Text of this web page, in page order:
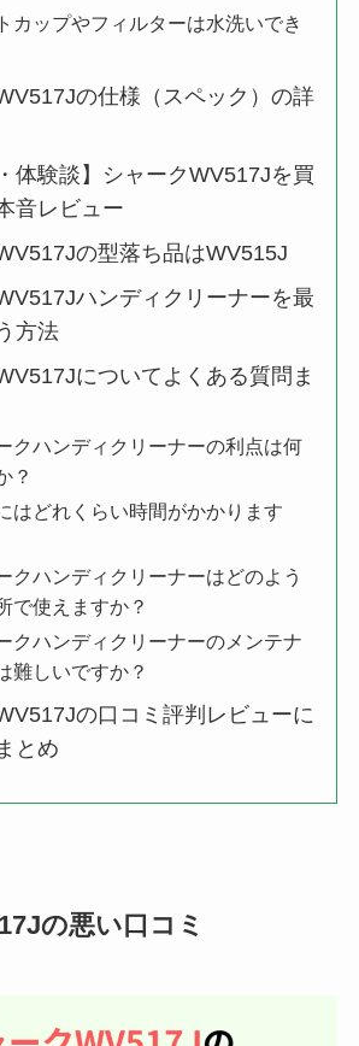
カップやフィルターは水洗いでき
の仕様（スペック）の詳
体験談】シャークWV517Jを買
音レビュー
の型落ち品はWV515J
ハンディクリーナーを最
方法
についてよくある質問ま
クハンディクリーナーの利点は何
？
はどれくらい時間がかかります
クハンディクリーナーはどのよう
で使えますか？
クハンディクリーナーのメンテナ
難しいですか？
の口コミ評判レビューに
とめ
の悪い口コミ